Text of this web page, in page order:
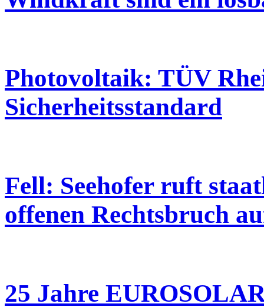
Photovoltaik: TÜV
Sicherheitsstandard
Fell: Seehofer ruft
offenen Rechtsbruch
25 Jahre